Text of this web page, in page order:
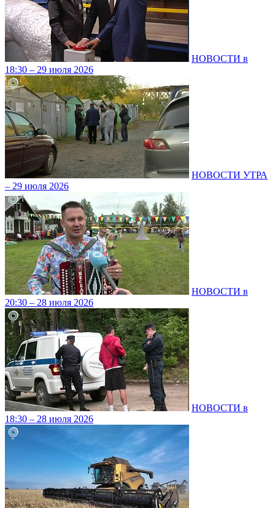
НОВОСТИ в
18:30 – 29 июля 2026
НОВОСТИ УТРА
– 29 июля 2026
НОВОСТИ в
20:30 – 28 июля 2026
НОВОСТИ в
18:30 – 28 июля 2026